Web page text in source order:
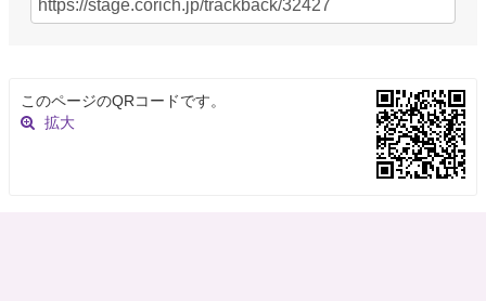
このページのQRコードです。
拡大